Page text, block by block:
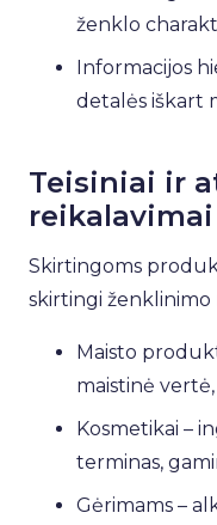
ženklo
Informacijos
detalės iškart
Teisiniai ir
reikalavimai
Skirtingoms
skirtingi ženklinimo
Maisto
maistinė
Kosmetikai –
terminas,
Gėrimams –